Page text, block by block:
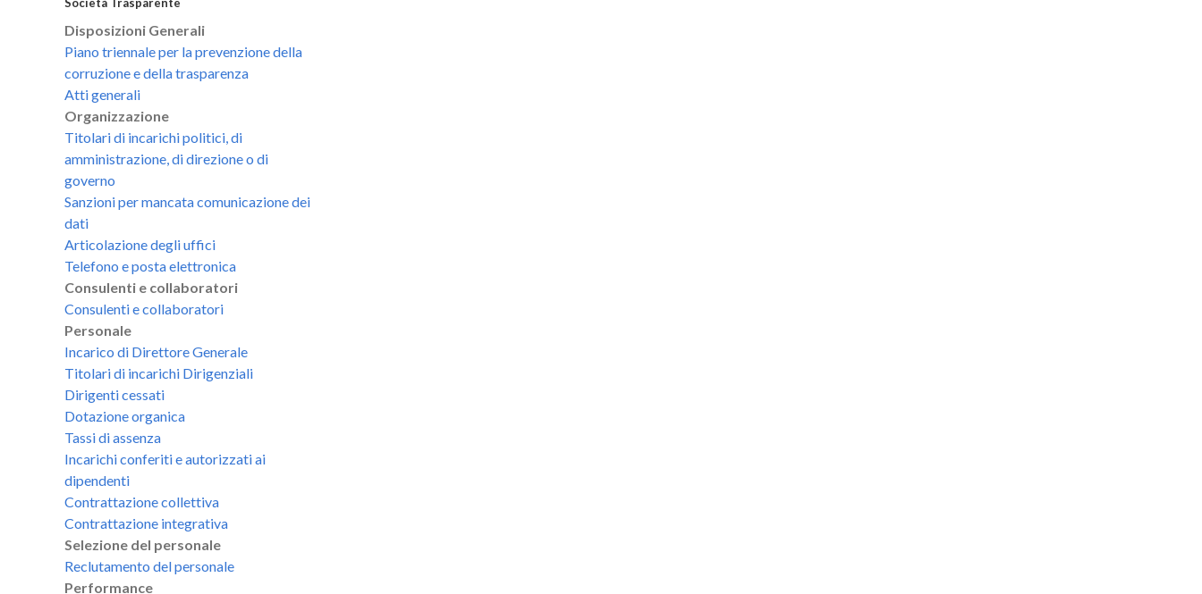
Società Trasparente
Disposizioni Generali
Piano triennale per la prevenzione della
corruzione e della trasparenza
Atti generali
Organizzazione
Titolari di incarichi politici, di
amministrazione, di direzione o di
governo
Sanzioni per mancata comunicazione dei
dati
Articolazione degli uffici
Telefono e posta elettronica
Consulenti e collaboratori
Consulenti e collaboratori
Personale
Incarico di Direttore Generale
Titolari di incarichi Dirigenziali
Dirigenti cessati
Dotazione organica
Tassi di assenza
Incarichi conferiti e autorizzati ai
dipendenti
Contrattazione collettiva
Contrattazione integrativa
Selezione del personale
Reclutamento del personale
Performance